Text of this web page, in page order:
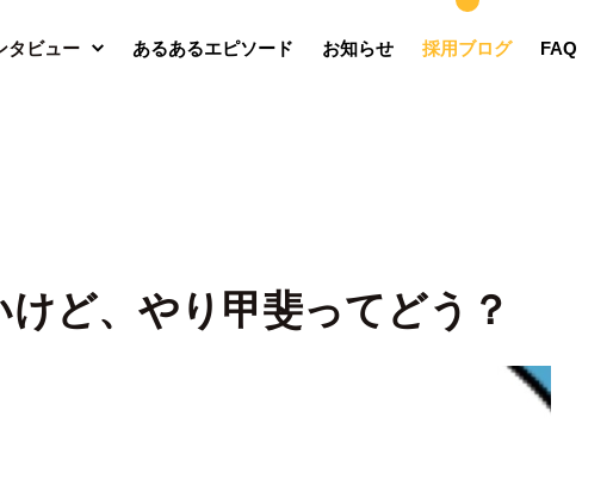
タビュー あるあるエピソード お知らせ 採用ブログ FAQ
ど、やり甲斐ってどう？